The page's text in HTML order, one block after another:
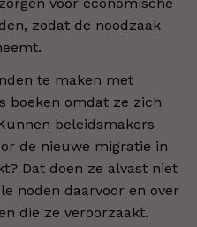
zodat de noodzaak
te maken met
boeken omdat ze zich
beleidsmakers
de nieuwe migratie in
Dat doen ze alvast niet
noden daarvoor en over
die ze veroorzaakt.